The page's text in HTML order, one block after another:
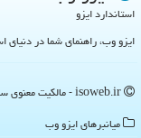
استاندارد ایزو
ایزو وب، راهنمای شما در دنیای
میانبرهای ایزو وب